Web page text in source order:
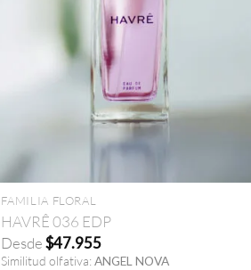
FAMILIA FLORAL
HAVRÊ 036 EDP
Desde$47.955
Similitud olfativa:ANGEL NOVA